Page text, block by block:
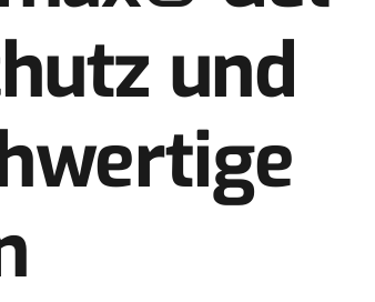
und